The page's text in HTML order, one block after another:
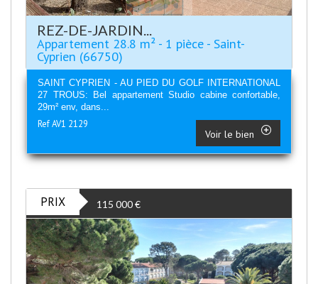
REZ-DE-JARDIN...
Appartement 28.8 m² - 1 pièce - Saint-
Cyprien (66750)
SAINT CYPRIEN - AU PIED DU GOLF INTERNATIONAL
27 TROUS: Bel appartement Studio cabine confortable,
29m² env, dans...
Ref AV1 2129
Voir le bien
PRIX 115 000€